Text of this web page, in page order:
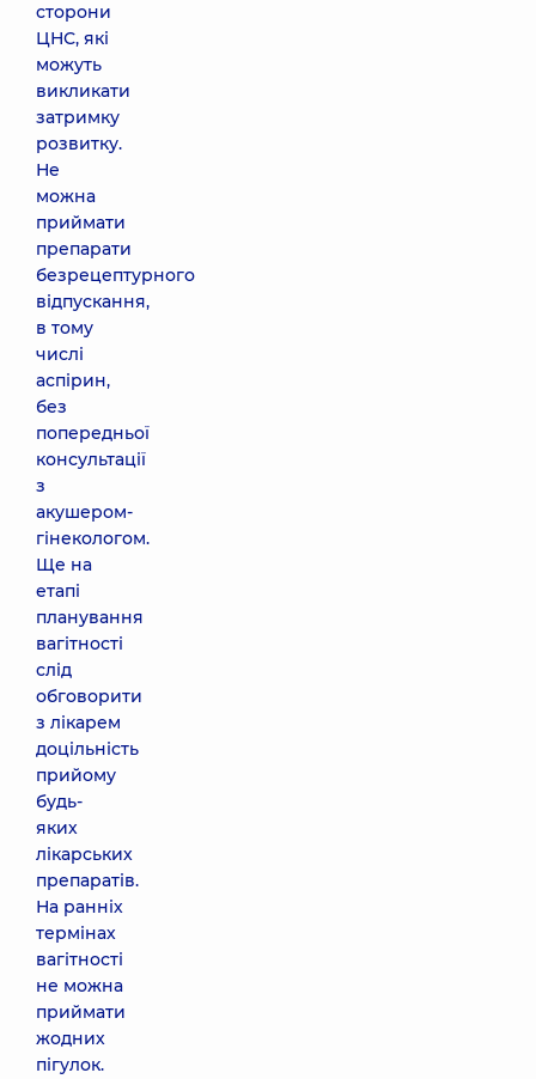
сторони
ЦНС, які
можуть
викликати
затримку
розвитку.
Не
можна
приймати
препарати
безрецептурного
відпускання,
в тому
числі
аспірин,
без
попередньої
консультації
з
акушером-
гінекологом.
Ще на
етапі
планування
вагітності
слід
обговорити
з лікарем
доцільність
прийому
будь-
яких
лікарських
препаратів.
На ранніх
термінах
вагітності
не можна
приймати
жодних
пігулок.